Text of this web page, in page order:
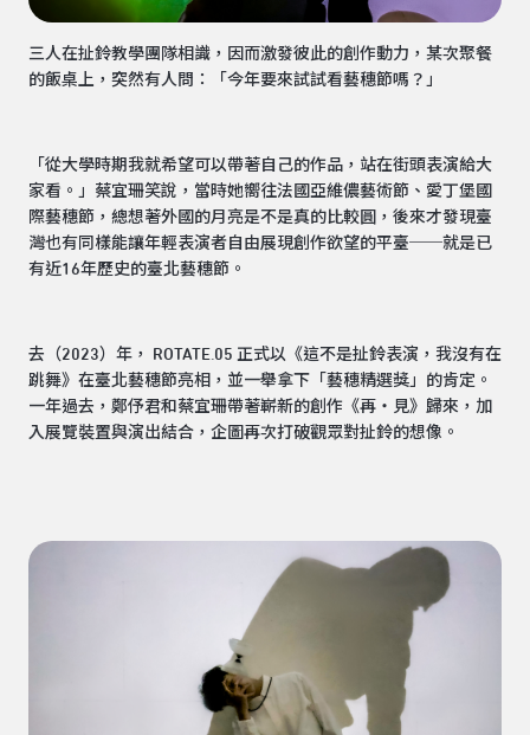
三人在扯鈴教學團隊相識，因而激發彼此的創作動力，某次聚餐
的飯桌上，突然有人問：「今年要來試試看藝穗節嗎？」
「從大學時期我就希望可以帶著自己的作品，站在街頭表演給大
家看。」蔡宜珊笑說，當時她嚮往法國亞維儂藝術節、愛丁堡國
際藝穗節，總想著外國的月亮是不是真的比較圓，後來才發現臺
灣也有同樣能讓年輕表演者自由展現創作欲望的平臺──就是已
有近16年歷史的臺北藝穗節。
去（2023）年， ROTATE.05 正式以《這不是扯鈴表演，我沒有在
跳舞》在臺北藝穗節亮相，並一舉拿下「藝穗精選獎」的肯定。
一年過去，鄭伃君和蔡宜珊帶著嶄新的創作《再・見》歸來，加
入展覽裝置與演出結合，企圖再次打破觀眾對扯鈴的想像。